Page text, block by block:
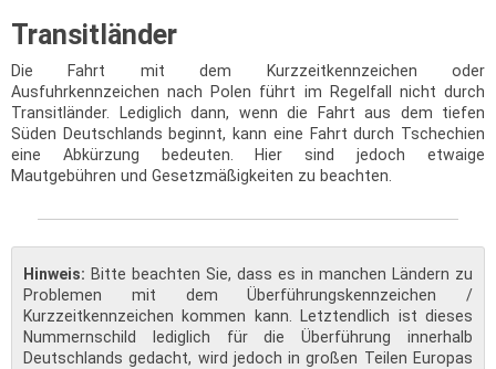
Transitländer
Die Fahrt mit dem Kurzzeitkennzeichen oder
Ausfuhrkennzeichen nach Polen führt im Regelfall nicht durch
Transitländer. Lediglich dann, wenn die Fahrt aus dem tiefen
Süden Deutschlands beginnt, kann eine Fahrt durch Tschechien
eine Abkürzung bedeuten. Hier sind jedoch etwaige
Mautgebühren und Gesetzmäßigkeiten zu beachten.
Hinweis: Bitte beachten Sie, dass es in manchen Ländern zu
Problemen mit dem Überführungskennzeichen /
Kurzzeitkennzeichen kommen kann. Letztendlich ist dieses
Nummernschild lediglich für die Überführung innerhalb
Deutschlands gedacht, wird jedoch in großen Teilen Europas